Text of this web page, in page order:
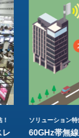
レ
ソリューション特
60GHz帯無